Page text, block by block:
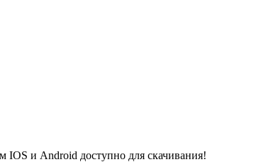
и Android доступно для скачивания!